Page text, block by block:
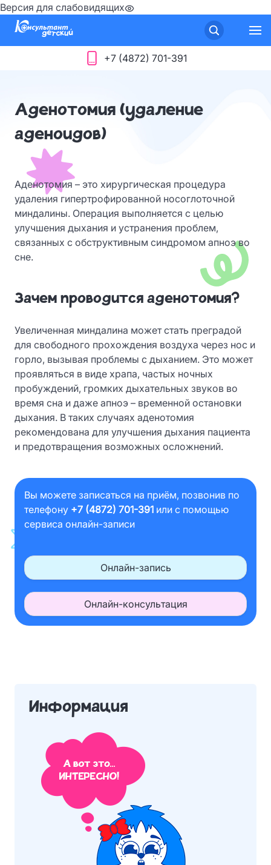
Версия для слабовидящих
+7 (4872) 701-391
Аденотомия (удаление
аденоидов)
Аденотомия – это хирургическая процедура
удаления гипертрофированной носоглоточной
миндалины. Операция выполняется с целью
улучшения дыхания и устранения проблем,
связанных с обструктивным синдромом апноэ во
сне.
Зачем проводится аденотомия?
Увеличенная миндалина может стать преградой
для свободного прохождения воздуха через нос и
горло, вызывая проблемы с дыханием. Это может
проявляться в виде храпа, частых ночных
пробуждений, громких дыхательных звуков во
время сна и даже апноэ – временной остановки
дыхания. В таких случаях аденотомия
рекомендована для улучшения дыхания пациента
и предотвращения возможных осложнений.
Вы можете записаться на приём, позвонив по
телефону +7 (4872) 701-391 или с помощью
сервиса онлайн-записи
Онлайн-запись
Онлайн-консультация
Информация